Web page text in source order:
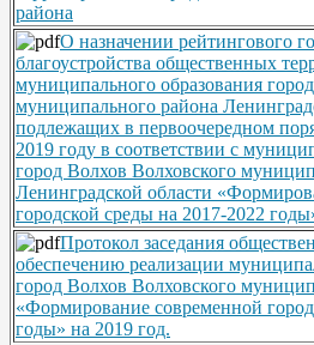
района
О назначении рейтингового
благоустройства общественных
муниципального образования
муниципального района
подлежащих в первоочередном
2019 году в соответствии с
город Волхов Волховского
Ленинградской области
городской среды на 2017-2022
Протокол заседания
обеспечению реализации
город Волхов Волховского
«Формирование современной
годы» на 2019 год.